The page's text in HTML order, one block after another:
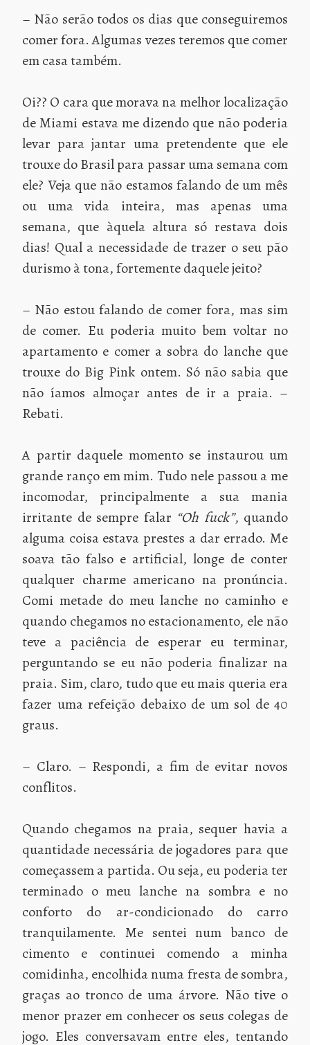
– Não serão todos os dias que conseguiremos
comer fora. Algumas vezes teremos que comer
em casa também.
Oi?? O cara que morava na melhor localização
de Miami estava me dizendo que não poderia
levar para jantar uma pretendente que ele
trouxe do Brasil para passar uma semana com
ele? Veja que não estamos falando de um mês
ou uma vida inteira, mas apenas uma
semana, que àquela altura só restava dois
dias! Qual a necessidade de trazer o seu pão
durismo à tona, fortemente daquele jeito?
– Não estou falando de comer fora, mas sim
de comer. Eu poderia muito bem voltar no
apartamento e comer a sobra do lanche que
trouxe do Big Pink ontem. Só não sabia que
não íamos almoçar antes de ir a praia. –
Rebati.
A partir daquele momento se instaurou um
grande ranço em mim. Tudo nele passou a me
incomodar, principalmente a sua mania
irritante de sempre falar “Oh fuck”, quando
alguma coisa estava prestes a dar errado. Me
soava tão falso e artificial, longe de conter
qualquer charme americano na pronúncia.
Comi metade do meu lanche no caminho e
quando chegamos no estacionamento, ele não
teve a paciência de esperar eu terminar,
perguntando se eu não poderia finalizar na
praia. Sim, claro, tudo que eu mais queria era
fazer uma refeição debaixo de um sol de 40
graus.
– Claro. – Respondi, a fim de evitar novos
conflitos.
Quando chegamos na praia, sequer havia a
quantidade necessária de jogadores para que
começassem a partida. Ou seja, eu poderia ter
terminado o meu lanche na sombra e no
conforto do ar-condicionado do carro
tranquilamente. Me sentei num banco de
cimento e continuei comendo a minha
comidinha, encolhida numa fresta de sombra,
graças ao tronco de uma árvore. Não tive o
menor prazer em conhecer os seus colegas de
jogo. Eles conversavam entre eles, tentando